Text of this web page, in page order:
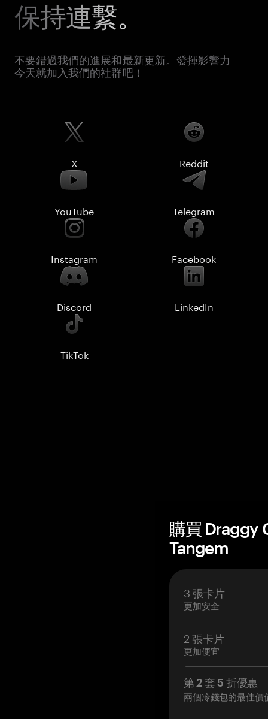
保持連繫。
不要錯過我們的進展和最新更新。發揮影響力 —
今天就加入我們的社群吧！
X Reddit
YouTube Telegram
Instagram Facebook
Discord LinkedIn
TikTok
購買 Draggy
Tangem
3 張卡片
更加安全
2 張卡片
更加便宜
第 2 套 5 折優惠
兩個冷錢包的最佳價